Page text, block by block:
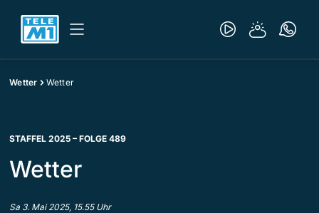
Wetter Wetter
STAFFEL 2025 – FOLGE 489
Wetter
Sa 3. Mai 2025, 15.55 Uhr